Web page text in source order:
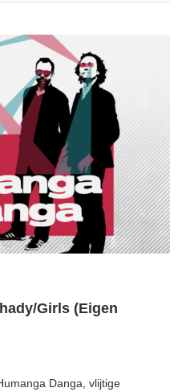
Girls (Eigen
Danga, vlijtige